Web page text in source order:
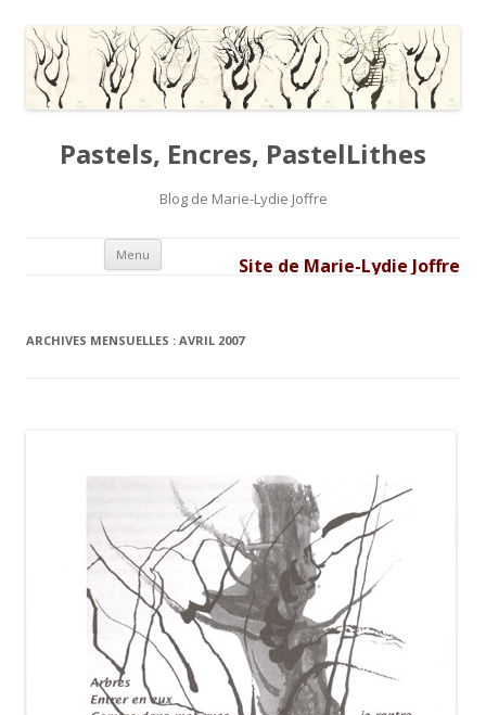
Pastels, Encres, PastelLithes
Blog de Marie-Lydie Joffre
Menu Aller au contenu principal
Site de Marie-Lydie Joffre
ARCHIVES MENSUELLES : AVRIL 2007